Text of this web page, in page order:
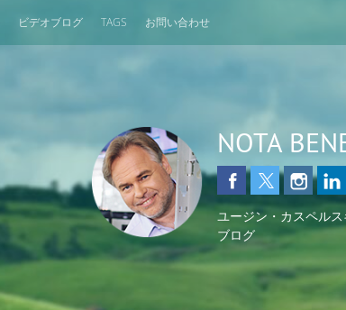
ビデオブログ TAGS お問い合わせ
NOTA
ユージン・カスペル
ブログ